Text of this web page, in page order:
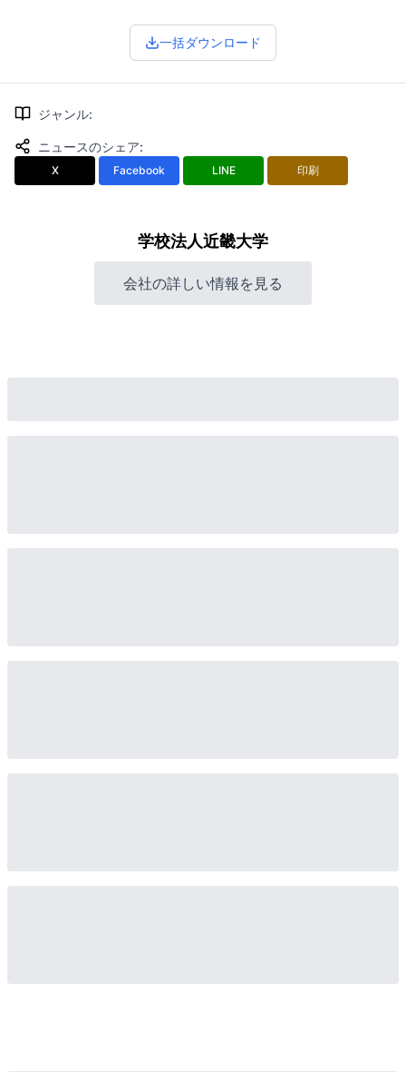
一括ダウンロード
ジャンル:
ニュースのシェア:
X Facebook LINE 印刷
学校法人近畿大学
会社の詳しい情報を見る